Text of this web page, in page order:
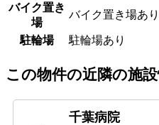
バイク置き
場
バイク置き場あり
駐輪場 駐輪場あり
この物件の近隣の施
千葉病院